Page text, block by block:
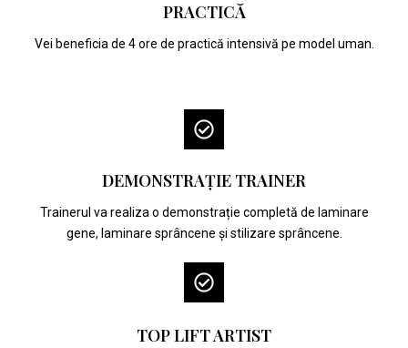
PRACTICĂ
Vei beneficia de 4 ore de practică intensivă pe model uman.
DEMONSTRAȚIE TRAINER
Trainerul va realiza o demonstrație completă de laminare
gene, laminare sprâncene și stilizare sprâncene.
TOP LIFT ARTIST